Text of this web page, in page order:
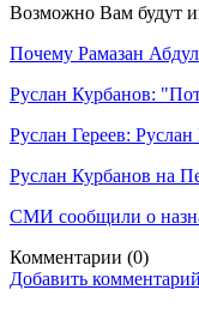
Возможно Вам будут
Почему Рамазан
Руслан Курбанов:
Руслан Гереев:
Руслан Курбанов на
СМИ сообщили о
Комментарии (0)
Добавить комментарий